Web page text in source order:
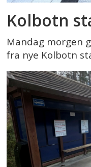
Kolbotn
Mandag morgen
fra nye Kolbotn